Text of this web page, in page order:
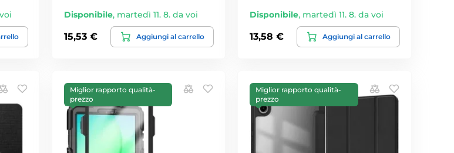
Disponibile, martedì 11. 8. da voi
15,53 € Aggiungi al carrello
Disponibile, martedì 11. 8. da voi
13,58 € Aggiungi al carrello
Miglior rapporto qualità-
prezzo
Miglior rapporto qualità-
prezzo